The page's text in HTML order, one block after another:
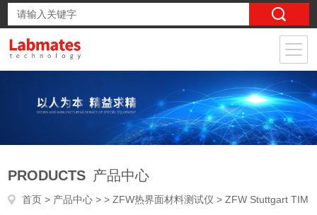
PRODUCTS 产品中心
首页 > 产品中心 > >ZFW热界面材料测试仪 > ZFW Stuttgart TIM TESTER热界面材料测试仪